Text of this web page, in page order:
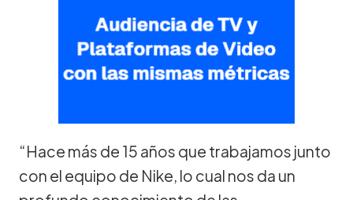
“Hace más de 15 años que trabajamos junto
con el equipo de Nike, lo cual nos da un